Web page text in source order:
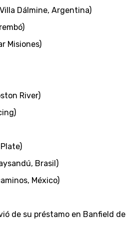
Dálmine, Argentina)
Misiones)
River)
Brasil)
México)
de su préstamo en Banfield de